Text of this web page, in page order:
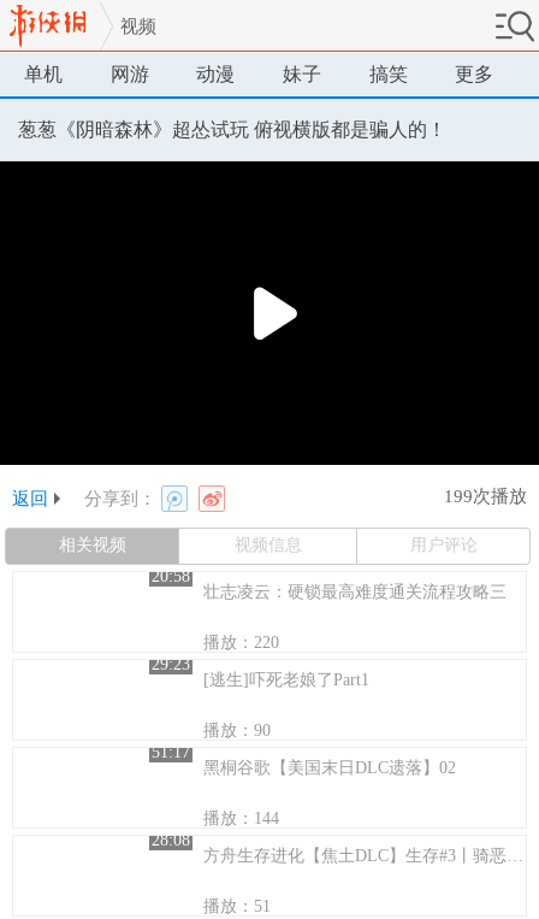
视频
单机 网游 动漫 妹子 搞笑 更多
葱葱《阴暗森林》超怂试玩 俯视横版都是骗人的！
返回 分享到： 199次播放
相关视频 视频信息
用户评论
20:58
壮志凌云：硬锁最高难度通关流程攻略三
播放：220
29:23
[逃生]吓死老娘了Part1
播放：90
51:17
黑桐谷歌【美国末日DLC遗落】02
播放：144
28:08
方舟生存进化【焦土DLC】生存#3丨骑恶狼寻找铁矿，做出全新的装备！《小宝不疯狂游戏逗比解说》
播放：51